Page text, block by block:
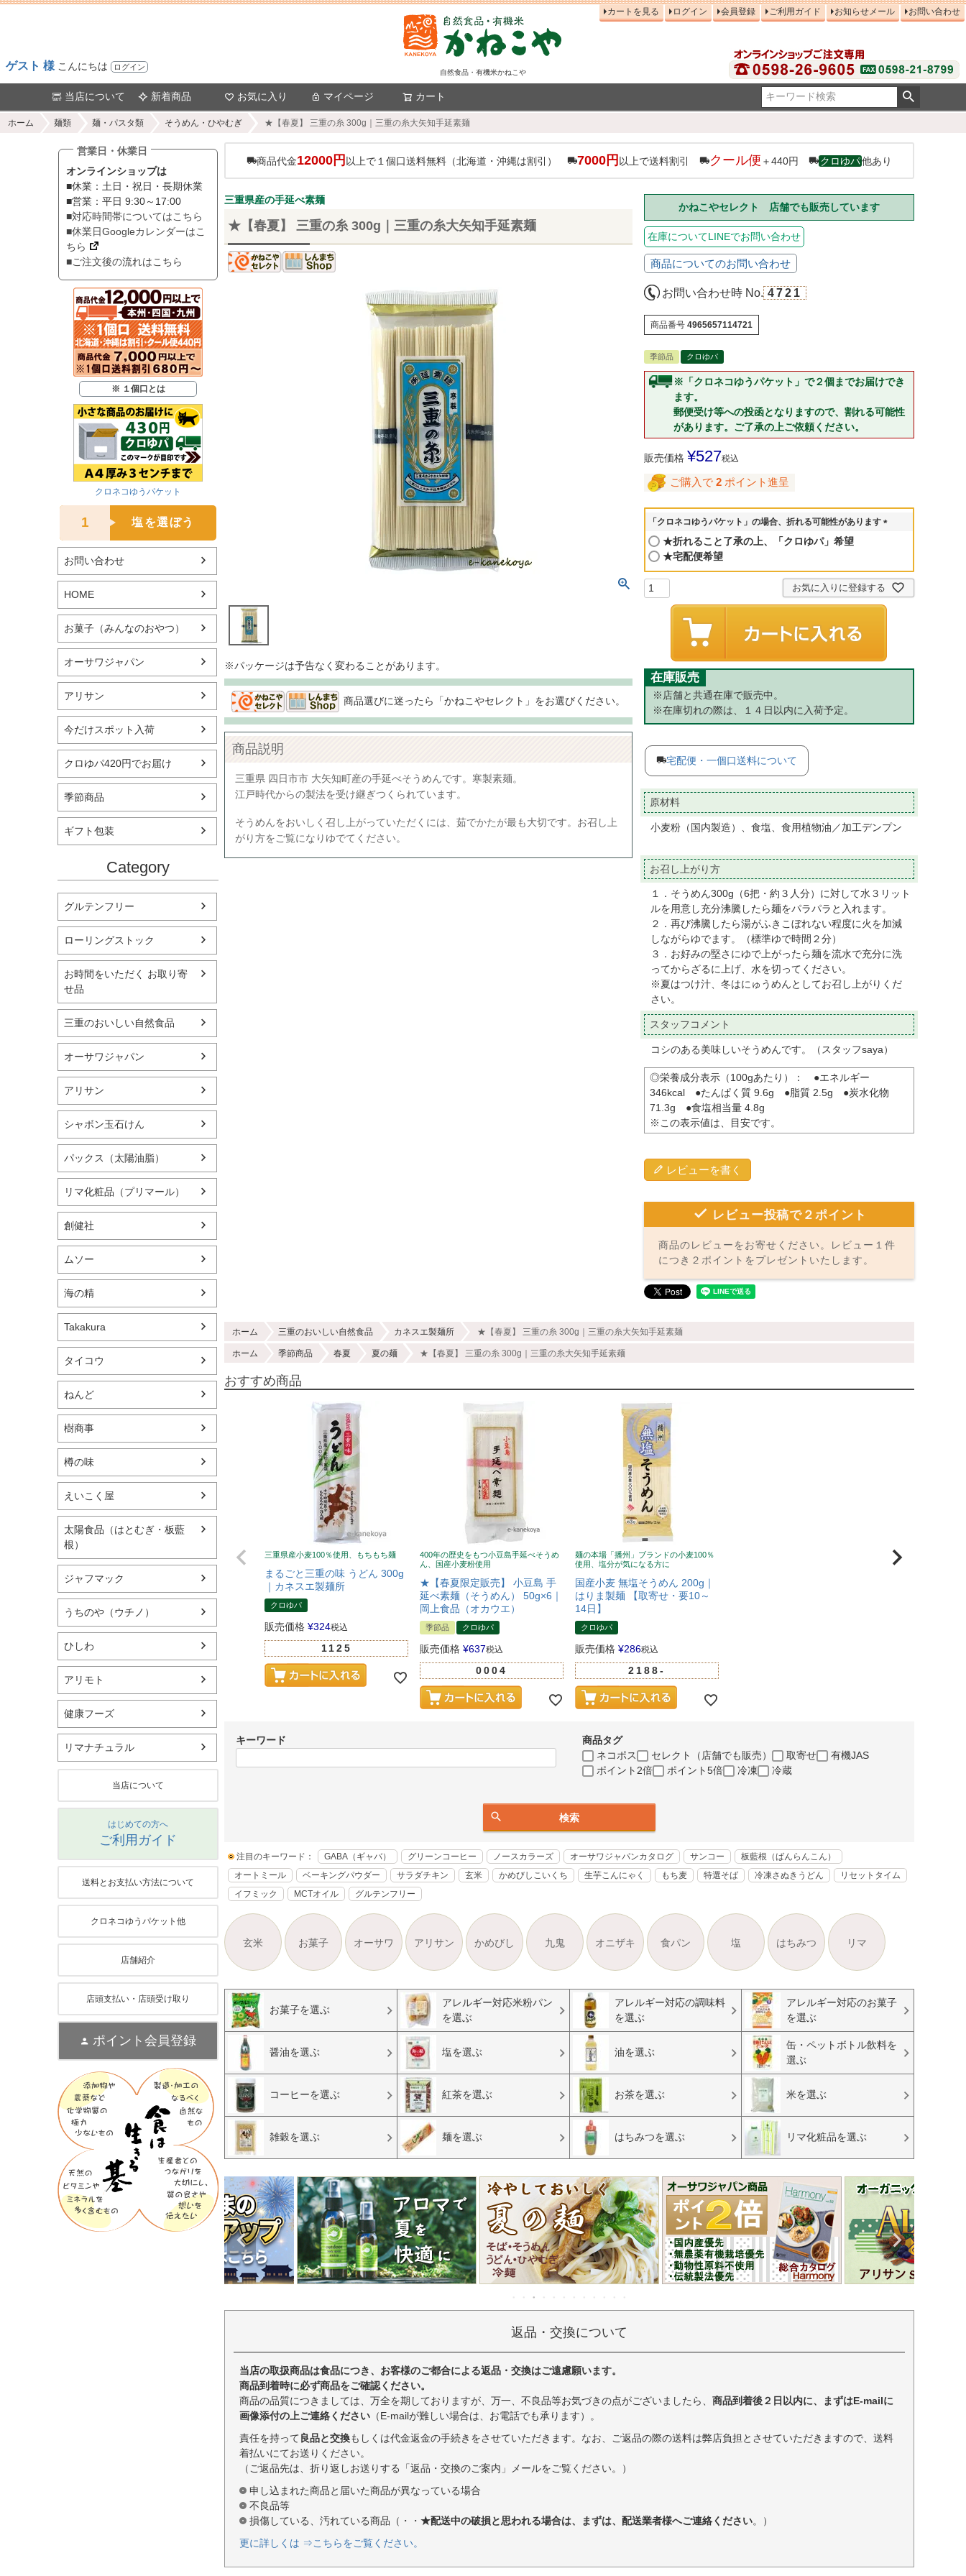
ゲスト 様 こんにちは ログイン
自然食品・有機米かねこや
カートを見る ログイン 会員登録 ご利用ガイド お知らせメール お問い合わせ
当店について 新着商品 お気に入り マイページ カート
ホーム 麺類 麺・パスタ類 そうめん・ひやむぎ ★【春夏】 三重の糸 300g｜三重の糸大矢知手延素麺
営業日・休業日
オンラインショップは
■休業：土日・祝日・長期休業
■営業：平日 9:30～17:00
■対応時間帯についてはこちら
■休業日Googleカレンダーはこ
ちら
■ご注文後の流れはこちら
※ １個口とは
クロネコゆうパケット
1 塩を選ぼう
お問い合わせ
HOME
お菓子（みんなのおやつ）
オーサワジャパン
アリサン
今だけスポット入荷
クロゆパ420円でお届け
季節商品
ギフト包装
Category
グルテンフリー
ローリングストック
お時間をいただく お取り寄
せ品
三重のおいしい自然食品
オーサワジャパン
アリサン
シャボン玉石けん
パックス（太陽油脂）
リマ化粧品（プリマール）
創健社
ムソー
海の精
Takakura
タイコウ
ねんど
樹商事
樽の味
えいこく屋
太陽食品（はとむぎ・板藍
根）
ジャフマック
うちのや（ウチノ）
ひしわ
アリモト
健康フーズ
リマナチュラル
当店について
はじめての方へ
ご利用ガイド
送料とお支払い方法について
クロネコゆうパケット他
店舗紹介
店頭支払い・店頭受け取り
ポイント会員登録
商品代金12000円 以上で１個口送料無料（北海道・沖縄は割引） 7000円 以上で送料割引 クール便 ＋440円 クロゆパ他あり
三重県産の手延べ素麺
★【春夏】 三重の糸 300g｜三重の糸大矢知手延素麺
※パッケージは予告なく変わることがあります。
商品選びに迷ったら「かねこやセレクト」をお選びください。
商品説明
三重県 四日市市 大矢知町産の手延べそうめんです。寒製素麺。
江戸時代からの製法を受け継ぎつくられています。
そうめんをおいしく召し上がっていただくには、茹でかたが最も大切です。お召し上
がり方をご覧になりゆでてください。
かねこやセレクト 店舗でも販売しています
在庫についてLINEでお問い合わせ
商品についてのお問い合わせ
お問い合わせ時 No. 4721
商品番号 4965657114721
季節品 クロゆパ
※「クロネコゆうパケット」で２個までお届けでき
ます。
郵便受け等への投函となりますので、割れる可能性
があります。ご了承の上ご依頼ください。
販売価格 ¥527税込
ご購入で 2 ポイント進呈
「クロネコゆうパケット」の場合、折れる可能性があります
)
★折れること了承の上、「クロゆパ」希望
★宅配便希望
お気に入りに登録する
在庫販売
※店舗と共通在庫で販売中。
※在庫切れの際は、１４日以内に入荷予定。
宅配便・一個口送料について
原材料
小麦粉（国内製造）、食塩、食用植物油／加工デンプン
お召し上がり方
１．そうめん300g（6把・約３人分）に対して水３リット
ルを用意し充分沸騰したら麺をパラパラと入れます。
２．再び沸騰したら湯がふきこぼれない程度に火を加減
しながらゆでます。（標準ゆで時間２分）
３．お好みの堅さにゆで上がったら麺を流水で充分に洗
ってからざるに上げ、水を切ってください。
※夏はつけ汁、冬はにゅうめんとしてお召し上がりくだ
さい。
スタッフコメント
コシのある美味しいそうめんです。（スタッフsaya）
◎栄養成分表示（100gあたり）： ●エネルギー
346kcal ●たんぱく質 9.6g ●脂質 2.5g ●炭水化物
71.3g ●食塩相当量 4.8g
※この表示値は、目安です。
レビューを書く
レビュー投稿で２ポイント
商品のレビューをお寄せください。レビュー１件
につき２ポイントをプレゼントいたします。
ホーム 三重のおいしい自然食品 カネスエ製麺所 ★【春夏】 三重の糸 300g｜三重の糸大矢知手延素麺
ホーム 季節商品 春夏 夏の麺 ★【春夏】 三重の糸 300g｜三重の糸大矢知手延素麺
おすすめ商品
三重県産小麦100％使用、もちもち麺
まるごと三重の味 うどん 300g
｜カネスエ製麺所
クロゆパ
販売価格 ¥324税込
1125
400年の歴史をもつ小豆島手延べそうめ
ん、国産小麦粉使用
★【春夏限定販売】 小豆島 手
延べ素麺（そうめん） 50g×6｜
岡上食品（オカウエ）
季節品 クロゆパ
販売価格 ¥637税込
0004
麺の本場「播州」ブランドの小麦100％
使用、塩分が気になる方に
国産小麦 無塩そうめん 200g｜
はりま製麺 【取寄せ・要10～
14日】
クロゆパ
販売価格 ¥286税込
2188-
キーワード
商品タグ
ネコポス
セレクト（店舗でも販売） 取寄せ
有機JAS
ポイント2倍
ポイント5倍 冷凍 冷蔵
検索
注目のキーワード： GABA（ギャバ） グリーンコーヒー ノースカラーズ オーサワジャパンカタログ サンコー
板藍根（ばんらんこん）
オートミール
ベーキングパウダー サラダチキン 玄米 かめびしこいくち 生芋こんにゃく もち麦 特選そば 冷凍さぬきうどん
リセットタイム
イフミック
MCTオイル グルテンフリー
玄米 お菓子 オーサワ アリサン かめびし 九鬼 オニザキ 食パン 塩 はちみつ リマ
お菓子を選ぶ
アレルギー対応米粉パン
を選ぶ
アレルギー対応の調味料
を選ぶ
アレルギー対応のお菓子
を選ぶ
醤油を選ぶ 塩を選ぶ 油を選ぶ
缶・ペットボトル飲料を
選ぶ
コーヒーを選ぶ 紅茶を選ぶ お茶を選ぶ 米を選ぶ
雑穀を選ぶ 麺を選ぶ はちみつを選ぶ リマ化粧品を選ぶ
返品・交換について
当店の取扱商品は食品につき、お客様のご都合による返品・交換はご遠慮願います。
商品到着時に必ず商品をご確認ください。
商品の品質につきましては、万全を期しておりますが、万一、不良品等お気づきの点がございましたら、 商品到着後２日以内に、まずはE-mailに
画像添付の上ご連絡ください （E-mailが難しい場合は、お電話でも承ります）。
責任を持って 良品と交換もしくは代金返金の手続きをさせていただきます。なお、ご返品の際の送料は弊店負担とさせていただきますので、送料
着払いにてお送りください。
（ご返品先は、折り返しお送りする「返品・交換のご案内」メールをご覧ください。）
申し込まれた商品と届いた商品が異なっている場合
不良品等
損傷している、汚れている商品（・・ ★配送中の破損と思われる場合は、まずは、配送業者様へご連絡ください。）
更に詳しくは ⇒こちらをご覧ください。